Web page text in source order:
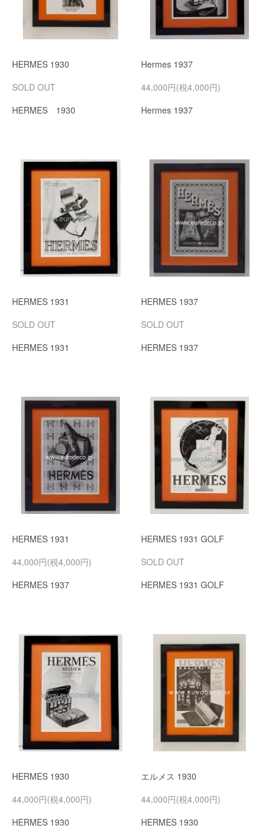
HERMES 1930
SOLD OUT
HERMES 1930
Hermes 1937
44,000円(税4,000円)
Hermes 1937
HERMES 1931
SOLD OUT
HERMES 1931
HERMES 1937
SOLD OUT
HERMES 1937
HERMES 1931
44,000円(税4,000円)
HERMES 1937
HERMES 1931 GOLF
SOLD OUT
HERMES 1931 GOLF
HERMES 1930
44,000円(税4,000円)
HERMES 1930
エルメス 1930
44,000円(税4,000円)
HERMES 1930